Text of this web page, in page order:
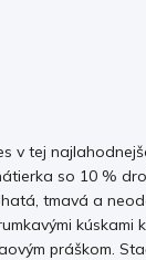
v tej
so 10 %
tmavá a
kúskami
práškom.